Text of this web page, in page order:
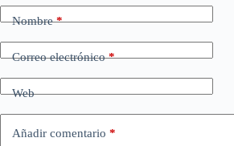
Nombre*
Correo electrónico*
Web
Añadir comentario *